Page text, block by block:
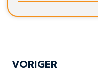
VORIGER